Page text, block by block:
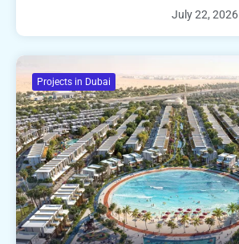
July 22, 2026
Projects in Dubai